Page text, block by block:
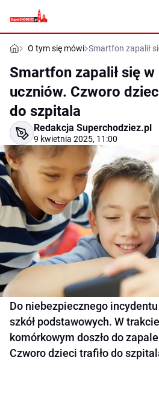
O tym się mówi Smartfon zapalił
Smartfon zapalił się
uczniów. Czworo
do szpitala
Redakcja Superchodziez.pl
9 kwietnia 2025, 11:00
Do niebezpiecznego
szkół podstawowych. W
komórkowym doszło do
Czworo dzieci trafiło do